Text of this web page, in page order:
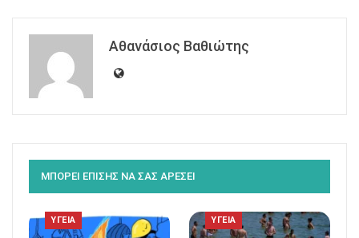
Αθανάσιος Βαθιώτης
ΜΠΟΡΕΙ ΕΠΙΣΗΣ ΝΑ ΣΑΣ ΑΡΕΣΕΙ
ΥΓΕΙΑ ΥΓΕΙΑ